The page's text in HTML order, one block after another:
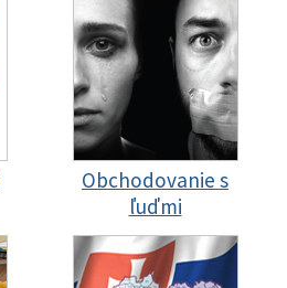
Obchodovanie s
ľuďmi